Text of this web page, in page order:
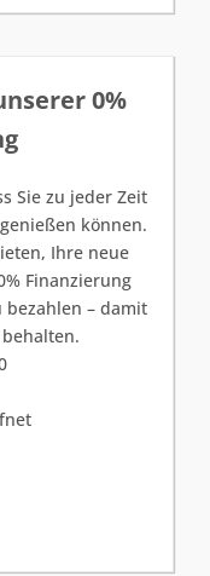
0%
Sie zu jeder Zeit
können.
Ihre neue
Finanzierung
bezahlen – damit